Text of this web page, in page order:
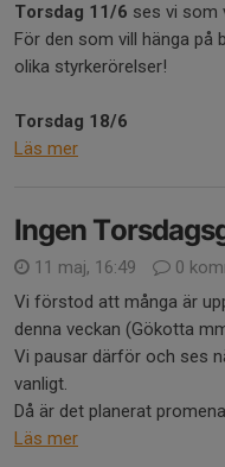
Torsdag 11/6 ses vi som
För den som vill hänga på
olika styrkerörelser!
Torsdag 18/6
Läs mer
Ingen
11 maj, 16:49
0
Vi förstod att många är
denna veckan (Gökotta
Vi pausar därför och ses
vanligt.
Då är det planerat
Läs mer